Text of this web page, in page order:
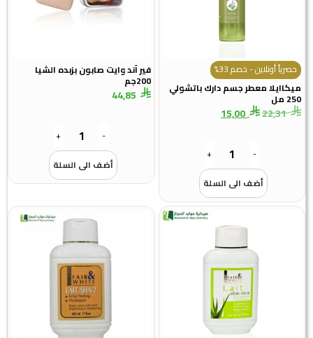
حصرياً أونلاين - خصم 33%
ميكاايلا معطر جسم دارك باتشولي
250 مل
22,31
15,00
-
+
أضف الى السلة
فير آند وايت صابون بزبده الشيا
200جم
44,85
-
+
أضف الى السلة